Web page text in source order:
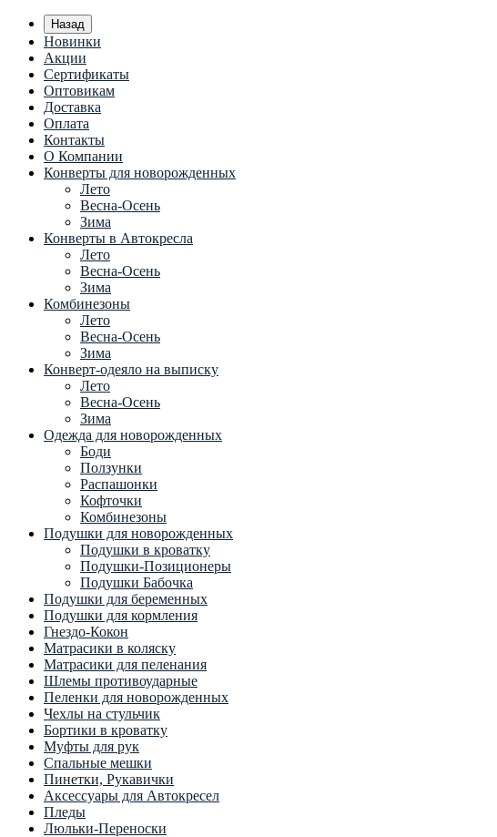
Назад
Новинки
Акции
Сертификаты
Оптовикам
Доставка
Оплата
Контакты
О Компании
Конверты для новорожденных
Лето
Весна-Осень
Зима
Конверты в Автокресла
Лето
Весна-Осень
Зима
Комбинезоны
Лето
Весна-Осень
Зима
Конверт-одеяло на выписку
Лето
Весна-Осень
Зима
Одежда для новорожденных
Боди
Ползунки
Распашонки
Кофточки
Комбинезоны
Подушки для новорожденных
Подушки в кроватку
Подушки-Позиционеры
Подушки Бабочка
Подушки для беременных
Подушки для кормления
Гнездо-Кокон
Матрасики в коляску
Матрасики для пеленания
Шлемы противоударные
Пеленки для новорожденных
Чехлы на стульчик
Бортики в кроватку
Муфты для рук
Спальные мешки
Пинетки, Рукавички
Аксессуары для Автокресел
Пледы
Люльки-Переноски